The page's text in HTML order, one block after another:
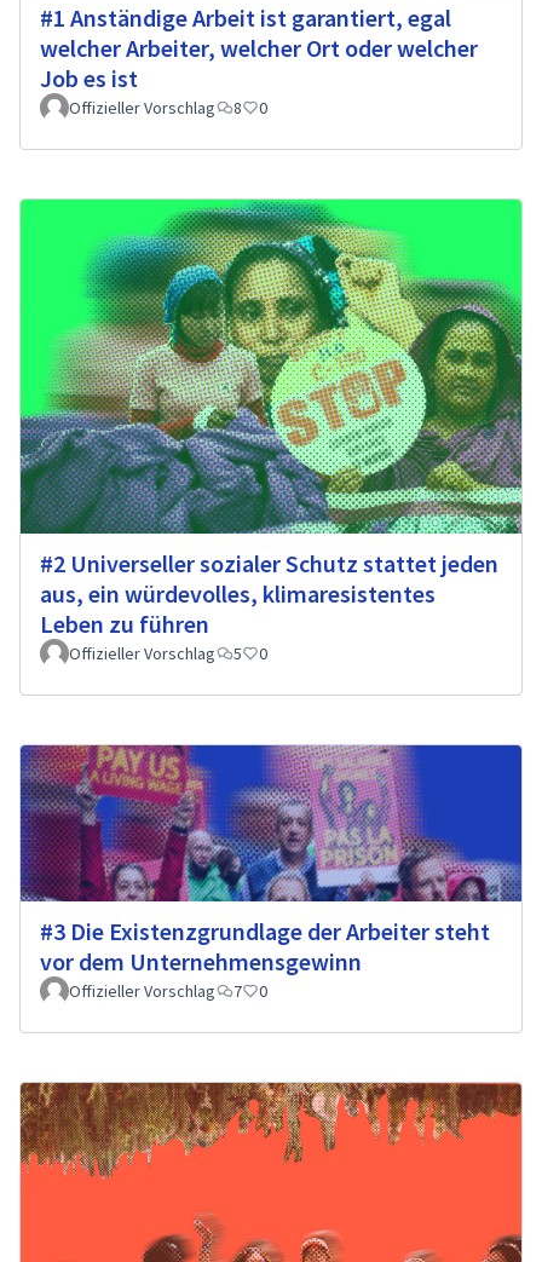
#1 Anständige Arbeit ist garantiert, egal
welcher Arbeiter, welcher Ort oder welcher
Job es ist
Offizieller Vorschlag 8 0
#2 Universeller sozialer Schutz stattet jeden
aus, ein würdevolles, klimaresistentes
Leben zu führen
Offizieller Vorschlag 5 0
#3 Die Existenzgrundlage der Arbeiter steht
vor dem Unternehmensgewinn
Offizieller Vorschlag 7 0